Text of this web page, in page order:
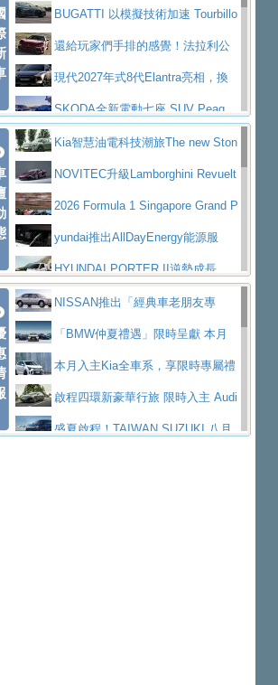
首度前進南台灣熱烈開戰
豪華電能休旅新星 Audi Q4 Sportba
ck 55 e-tron S lineScania Taiwan 逆風而行，加深力
道投資布局
代CX-5全方位進化提前亮相並展開預售94.9
萬起
馬自達公布 2027 年式 MX-5 更
新，新增 Yakudo 特別版
Skoda Peaq 發表全新電動動力系
統 最長續航逾 640 公里、支援雙向供電
BMW M2 首度導入 xDrive 四驅，
美國與瑞士需求成關鍵推手
The all-new T-Roc 魅力 自成焦點
Maserati GT2 Stradale「Tribute to
MC12」全球首度亮相
迎接 RANGE ROVER 品牌家族第
五位成員 全新 RANGE ROVER GT 預告登
場
造型華麗時尚、科技座艙再進化，P
eugeot 208小改款發表上市94.8萬起
der 碳纖維空力、鍛造輪圈與Inconel排氣
上身
BUGATTI 以模擬技術加速 Tourbillo
n 動態開發還給玩家們手排的感覺！法拉利公
布12Cilidri Manaule手排超跑產品細節
現代2027年式8代Elantra亮相，換
裝更銳利的造型、更先進的資訊娛樂系統及
更高效的動力
SKODA全新電動七座 SUV Peaq
問世，擁有品牌史上最寬敞且豪華的座艙
AUDI推出首款高性能油電超跑Nuvo
lari，0到100公里加速2.6秒、極速350公里
／小時
百年三叉戟傳奇再啟程 Maserati 重
返 1000 Miglia 傳承競速榮耀
法拉利首款純電跑車Luce亮相，最
大馬力超過1000匹並具備530公里最大續航
里程
小車大空間、座艙科技更先進，SK
ODA發表全新純電跨界休旅Eipq祭平民化車
價89萬起
賓士AMG.EA專屬平台首作，Merc
edes-AMG 全新GT 4-Door Coupe全球首發
福斯推出首款GTI純電性能掀背ID.
Polo GTI，擁有226匹馬力和零百加速 6.8
秒的實力
Jaguar 公布四門 GT車款正式車名
為JAGUAR TYPE 01
終於跟上進度，LEXUS發表首款三
排六座純電旗艦休旅 TZ
有錢也買不到的Golf R！福斯打造
全新Golf R 24h賽車將挑戰紐柏林24小時耐
SKODA公布全新小型純電跨界休旅
Kia智慧油電科技潮旅The new Ston
ic 1-7月累計銷量創歷史新高
NOVITEC升級Lamborghini Revuelt
o 綜效輸出增至1,048匹
2026 Formula 1 Singapore Grand P
rix 新加坡大獎賽 Audi 極速之旅開放報名
yundai推出AllDayEnergy能源服
務 讓電動車化身行動儲能系統
HYUNDAI PORTER II逆勢成長，
勇奪中型貨車銷售冠軍
父親節霸氣獻禮！PGO 威力125 最
低入手價 $60,900 起 省油ｘ安全ｘ大空間
陪爸爸輕鬆
福斯商旅挺頭家 推出「德系質感 精
算圓夢」專案和運租車榮獲國家品牌玉山獎 以智
慧移動與綠能創新
Volvo Trucks 承諾成為高科技供應
鏈的可靠夥伴XFORCE攜手臺南祀典大天后宮 試
NISSAN推出「經典車老朋友專
案」 以匠人精神煥新珍品座駕
「BMW仲夏禮遇」限時呈獻 本月
入主即享尊榮豪華五星假期 多元優購方案
同步實施
本月入主Kia全車系，享限時專屬禮
遇 啟程四環新豪華行旅 限時入主 Audi
A6 旗艦陣容 低月付5,888元起及3 年乙式險
盛夏啟程！TAIWAN SUZUKI 八月